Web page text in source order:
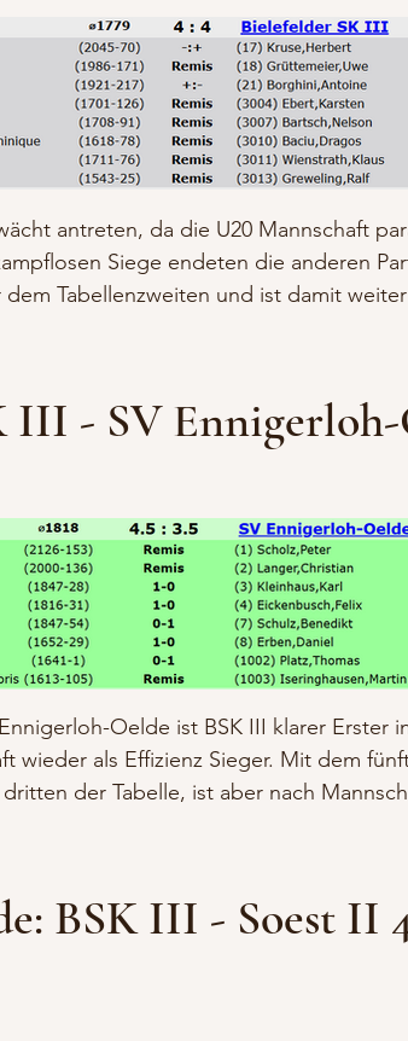
antreten, da die U20 Mannschaft
Siege endeten die anderen
Tabellenzweiten und ist damit
III - SV Ennigerloh-
Oelde ist BSK III klarer Erster
wieder als Effizienz Sieger. Mit dem
der Tabelle, ist aber nach
BSK III - Soest II